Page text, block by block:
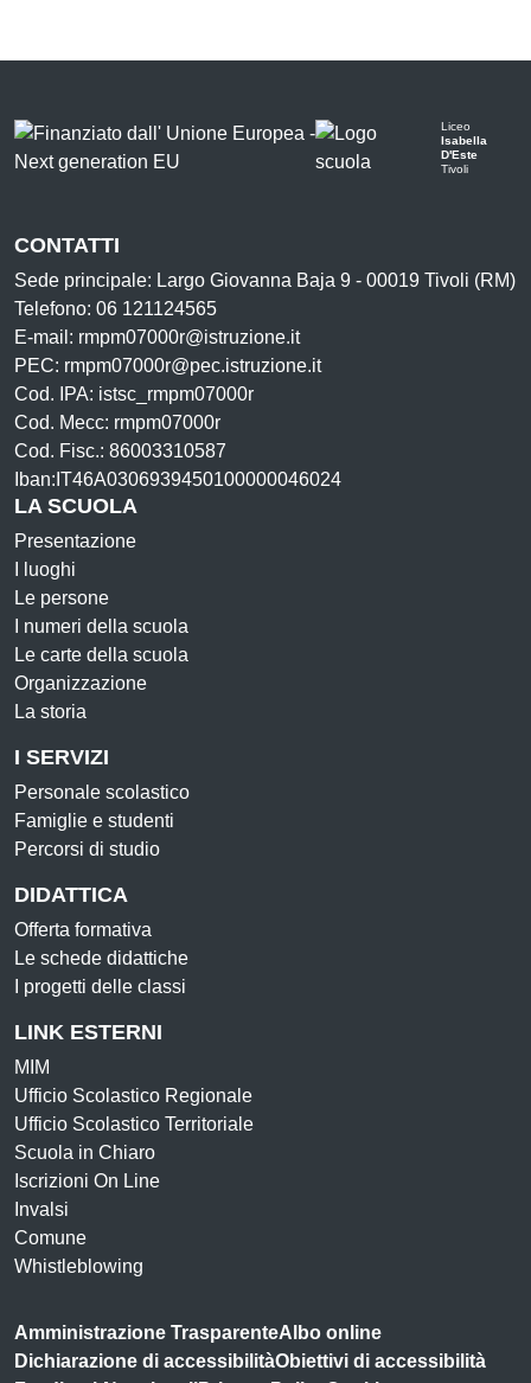
Liceo
Isabella
D'Este
Tivoli
CONTATTI
Sede principale: Largo Giovanna Baja 9 - 00019 Tivoli (RM)
Telefono: 06 121124565
E-mail: rmpm07000r@istruzione.it
PEC: rmpm07000r@pec.istruzione.it
Cod. IPA: istsc_rmpm07000r
Cod. Mecc: rmpm07000r
Cod. Fisc.: 86003310587
Iban:IT46A0306939450100000046024
LA SCUOLA
Presentazione
I luoghi
Le persone
I numeri della scuola
Le carte della scuola
Organizzazione
La storia
I SERVIZI
Personale scolastico
Famiglie e studenti
Percorsi di studio
DIDATTICA
Offerta formativa
Le schede didattiche
I progetti delle classi
LINK ESTERNI
MIM
Ufficio Scolastico Regionale
Ufficio Scolastico Territoriale
Scuola in Chiaro
Iscrizioni On Line
Invalsi
Comune
Whistleblowing
Amministrazione TrasparenteAlbo online
Dichiarazione di accessibilitàObiettivi di accessibilità